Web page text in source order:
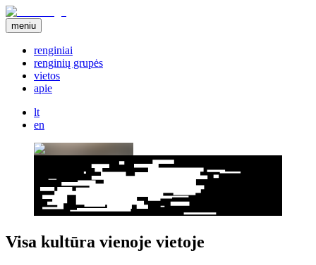
meniu
renginiai
renginių grupės
vietos
apie
lt
en
Visa kultūra vienoje vietoje